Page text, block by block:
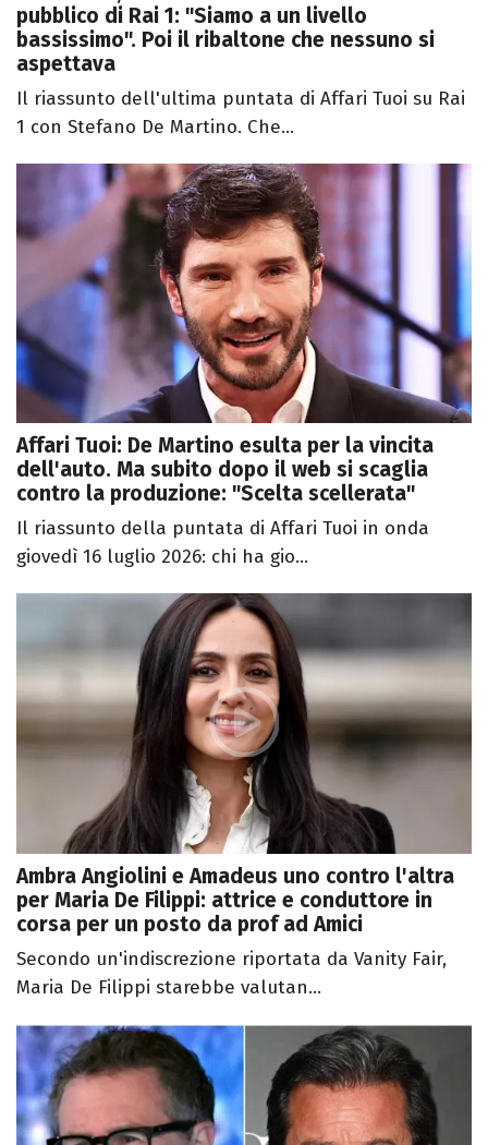
pubblico di Rai 1: "Siamo a un livello
bassissimo". Poi il ribaltone che nessuno si
aspettava
Il riassunto dell'ultima puntata di Affari Tuoi su Rai
1 con Stefano De Martino. Che...
Affari Tuoi: De Martino esulta per la vincita
dell'auto. Ma subito dopo il web si scaglia
contro la produzione: "Scelta scellerata"
Il riassunto della puntata di Affari Tuoi in onda
giovedì 16 luglio 2026: chi ha gio...
Ambra Angiolini e Amadeus uno contro l'altra
per Maria De Filippi: attrice e conduttore in
corsa per un posto da prof ad Amici
Secondo un'indiscrezione riportata da Vanity Fair,
Maria De Filippi starebbe valutan...